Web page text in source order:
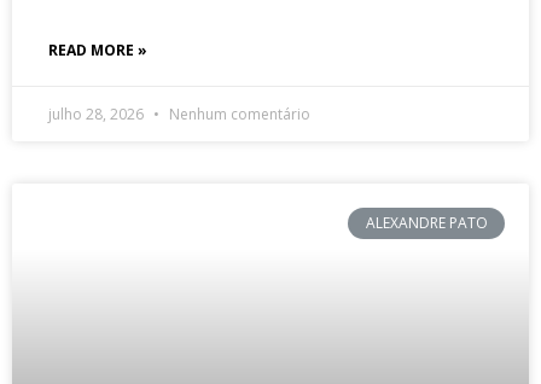
READ MORE »
julho 28, 2026 Nenhum comentário
ALEXANDRE PATO